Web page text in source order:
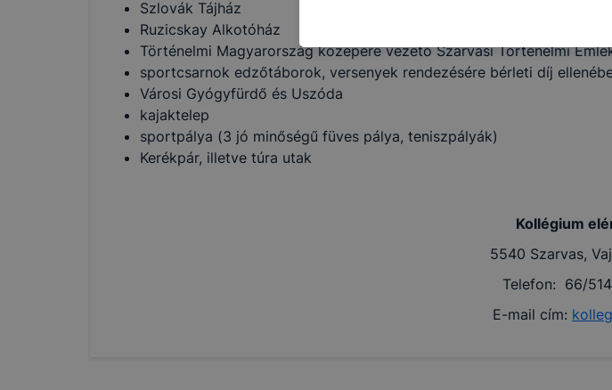
Szlovák Tájház
Ruzicskay Alkotóház
Történelmi Magyarország közepére vezető Szarvasi Történelmi
sportcsarnok edzőtáborok, versenyek rendezésére bérleti díj
Városi Gyógyfürdő és Uszóda
kajaktelep
sportpálya (3 jó minőségű füves pálya, teniszpályák)
Kerékpár, illetve túra utak
Kollégium
5540 Szarvas,
Telefon: 66/
E-mail cím:
használja: információ gyűjtése azzal
honlapot -annak felmérésével, hogy a
használja leginkább, így megtudhatjuk,
felhasználói élményt, ha ismét
Hogyan ellenőrizheti és hogyan tudja
böngésző alapértelmezettként
előfordulhat, hogy felhasználóink nem